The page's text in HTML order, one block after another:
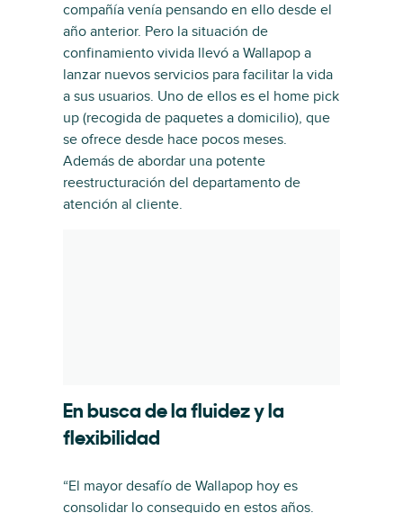
compañía venía pensando en ello desde el
año anterior. Pero la situación de
confinamiento vivida llevó a Wallapop a
lanzar nuevos servicios para facilitar la vida
a sus usuarios. Uno de ellos es el home pick
up (recogida de paquetes a domicilio), que
se ofrece desde hace pocos meses.
Además de abordar una potente
reestructuración del departamento de
atención al cliente.
En busca de la fluidez y la
flexibilidad
“El mayor desafío de Wallapop hoy es
consolidar lo conseguido en estos años.